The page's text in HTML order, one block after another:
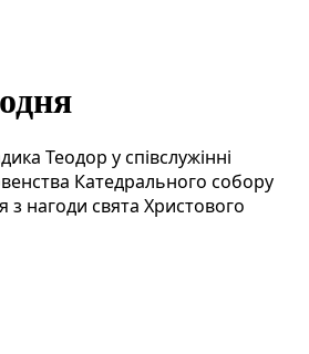
Теодор у співслужінні
Катедрального собору
з нагоди свята Христового